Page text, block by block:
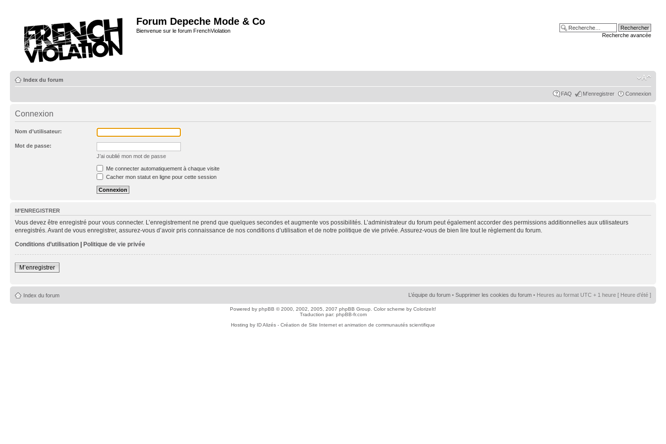
Forum Depeche Mode & Co
Bienvenue sur le forum FrenchViolation
Recherche avancée
Index du forum
FAQ M’enregistrer Connexion
Connexion
Nom d’utilisateur:
Mot de passe:
J’ai oublié mon mot de passe
Me connecter automatiquement à chaque visite
Cacher mon statut en ligne pour cette session
M’ENREGISTRER
Vous devez être enregistré pour vous connecter. L’enregistrement ne prend que quelques secondes et augmente vos possibilités. L’administrateur du forum peut également accorder des permissions additionnelles aux utilisateurs
enregistrés. Avant de vous enregistrer, assurez-vous d’avoir pris connaissance de nos conditions d’utilisation et de notre politique de vie privée. Assurez-vous de bien lire tout le règlement du forum.
Conditions d’utilisation | Politique de vie privée
M’enregistrer
Index du forum L’équipe du forum • Supprimer les cookies du forum • Heures au format UTC + 1 heure [ Heure d’été ]
Powered by phpBB © 2000, 2002, 2005, 2007 phpBB Group. Color scheme by ColorizeIt!
Traduction par: phpBB-fr.com
Hosting by ID Alizés - Création de Site Internet et animation de communautés scientifique